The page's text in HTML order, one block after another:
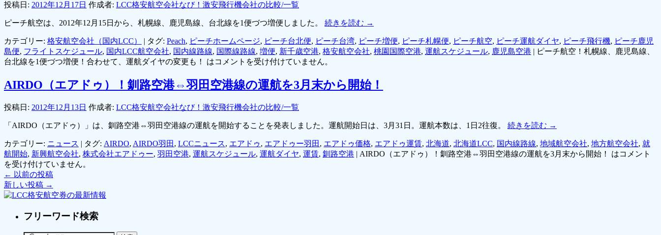
投稿日: 2012年12月17日 作成者: LCC格安航空会社なび！激安飛行機会社の比較/一覧
ピーチ航空は、2012年12月15日から、札幌線、鹿児島線、台北線を1便づつ増便しました。 続きを読む →
カテゴリー: 格安航空会社（国内LCC） | タグ: Peach, ピーチホームページ, ピーチ台北便, ピーチ台湾, ピーチ増便, ピーチ札幌便, ピーチ航空, ピーチ運航ダイヤ, ピーチ飛行機, ピーチ鹿児
島便, フライトスケジュール, 国内LCC航空会社, 国内線路線, 国際線路線, 増便, 新千歳空港, 格安航空会社, 桃園国際空港, 運航スケジュール, 鹿児島空港 | ピーチ航空！札幌線、鹿児島線、
台北線を1便づつ増便！合わせて、運航ダイヤの変更も！ はコメントを受け付けていません。
AIRDO（エアドゥ）！釧路空港⇔羽田空港線の運航を3月末から開始！
投稿日: 2012年12月13日 作成者: LCC格安航空会社なび！激安飛行機会社の比較/一覧
「AIRDO（エアドゥ）」は、釧路空港⇔羽田空港線の運航を開始することを発表しました。運航開始日は、3月31日。運航本数は、1日2往復。 続きを読む →
カテゴリー: ニュース | タグ: AIRDO, AIRDO羽田 , LCCニュース, エアドゥ , エアドゥー羽田 , エアドゥ価格, エアドゥ運賃, 北海道, 北海道LCC, 国内線路線, 地域航空会社, 地方航空会社, 就
航開始, 新興航空会社, 株式会社エアドゥー, 羽田空港, 運航スケジュール, 運航ダイヤ, 運賃, 釧路空港 | AIRDO（エアドゥ）！釧路空港⇔羽田空港線の運航を3月末から開始！ はコメント
を受け付けていません。
← 以前の投稿
新しい投稿 →
フリーワード検索